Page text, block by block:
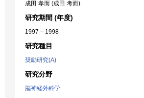
成田 孝而 (成田 考而)
研究期間 (年度)
1997 – 1998
研究種目
奨励研究(A)
研究分野
脳神経外科学